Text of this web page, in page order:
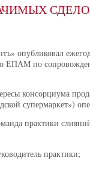
опубликовал
ЕПАМ по
консорциума
супермаркет»)
практики
практики;